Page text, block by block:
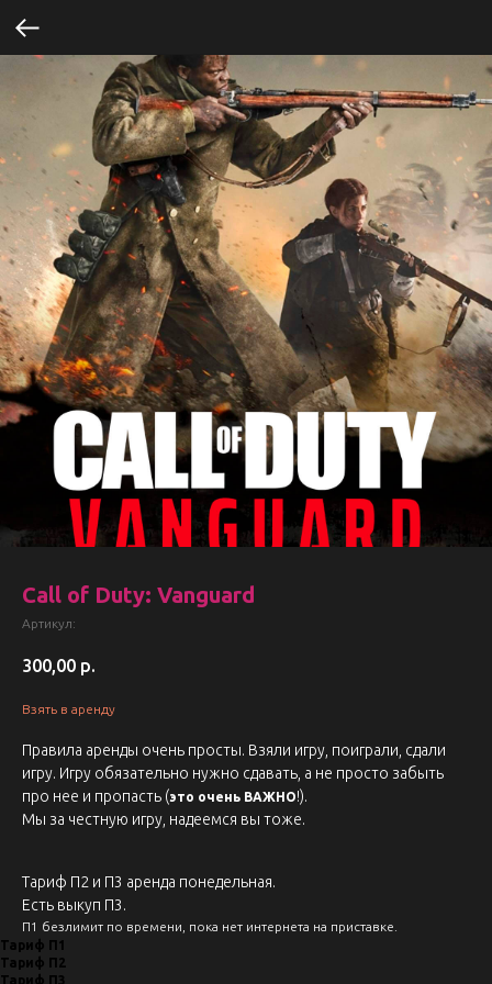
Call of Duty: Vanguard
Артикул:
300,00 р.
Взять в аренду
Правила аренды очень просты. Взяли игру, поиграли, сдали
игру. Игру обязательно нужно сдавать, а не просто забыть
про нее и пропасть (это очень ВАЖНО!).
Мы за честную игру, надеемся вы тоже.
Тариф П2 и П3 аренда понедельная.
Есть выкуп П3.
П1 безлимит по времени, пока нет интернета на приставке.
Тариф П1
Тариф П2
Тариф П3